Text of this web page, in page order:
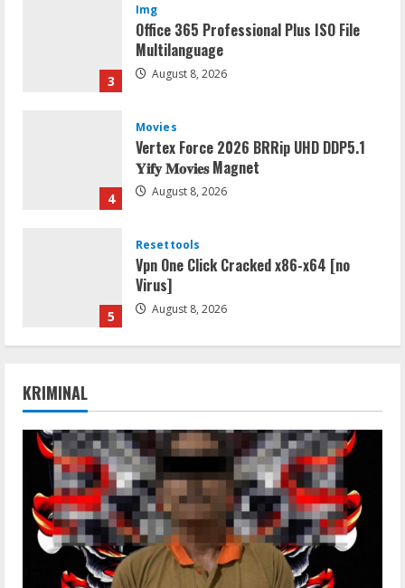
3
Img
Office 365 Professional Plus ISO File
Multilanguage
August 8, 2026
4
Movies
Vertex Force 2026 BRRip UHD DDP5.1
𝐘𝐢𝐟𝐲 𝐌𝐨𝐯𝐢𝐞𝐬 Magnet
August 8, 2026
5
Resettools
Vpn One Click Cracked x86-x64 [no
Virus]
August 8, 2026
1 August 8, 2026
2
Resettools
Nik Collection (by DxO) Portable [no
Virus] (x64) Reddit
August 8, 2026
KRIMINAL